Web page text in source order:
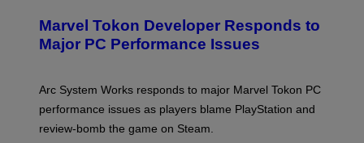
E
N
S
T
P
A
Marvel Tokon Developer Responds to
Major PC Performance Issues
Arc System Works responds to major Marvel Tokon PC
performance issues as players blame PlayStation and
review-bomb the game on Steam.